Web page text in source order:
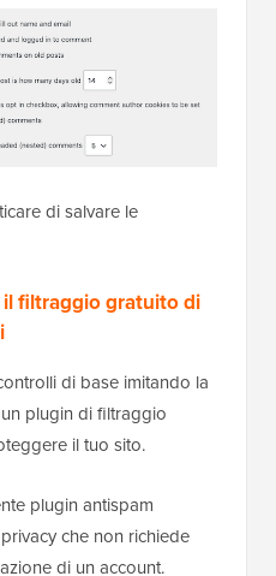
Ciò impone un
la maggior parte dei bot
il passo
siti di appartenenza
pubblico, ti consigliamo
di filtraggio
il lettore, poiché questi
nella tua bacheca di
impostazioni
accanto a ‘Gli utenti